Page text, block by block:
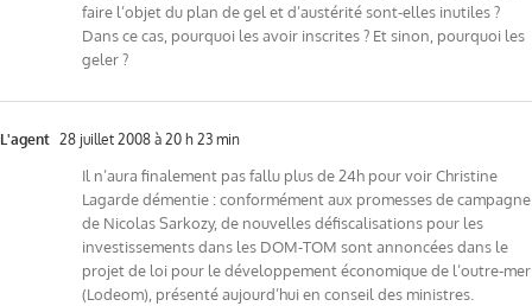
faire l’objet du plan de gel et d’austérité sont-elles inutiles ?
Dans ce cas, pourquoi les avoir inscrites ? Et sinon, pourquoi les
geler ?
L'agent 28 juillet 2008 à 20 h 23 min
Il n’aura finalement pas fallu plus de 24h pour voir Christine
Lagarde démentie : conformément aux promesses de campagne
de Nicolas Sarkozy, de nouvelles défiscalisations pour les
investissements dans les DOM-TOM sont annoncées dans le
projet de loi pour le développement économique de l’outre-mer
(Lodeom), présenté aujourd’hui en conseil des ministres.